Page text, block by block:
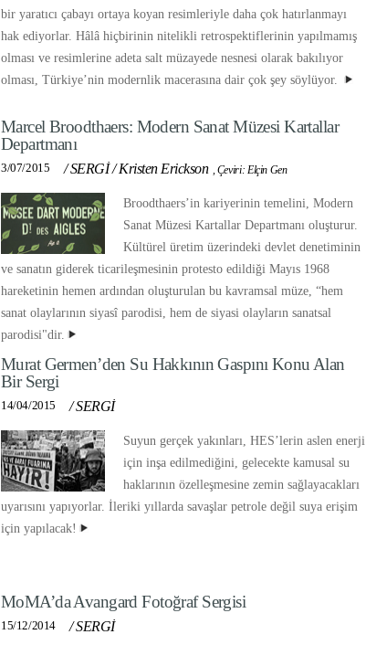
bir yaratıcı çabayı ortaya koyan resimleriyle daha çok hatırlanmayı
hak ediyorlar. Hâlâ hiçbirinin nitelikli retrospektiflerinin yapılmamış
olması ve resimlerine adeta salt müzayede nesnesi olarak bakılıyor
olması, Türkiye’nin modernlik macerasına dair çok şey söylüyor.
Marcel Broodthaers: Modern Sanat Müzesi Kartallar
Departmanı
3/07/2015 /SERGİ /Kristen Erickson ,Çeviri: Elçin Gen
Broodthaers’in kariyerinin temelini, Modern
Sanat Müzesi Kartallar Departmanı oluşturur.
Kültürel üretim üzerindeki devlet denetiminin
ve sanatın giderek ticarileşmesinin protesto edildiği Mayıs 1968
hareketinin hemen ardından oluşturulan bu kavramsal müze, “hem
sanat olaylarının siyasî parodisi, hem de siyasi olayların sanatsal
parodisi"dir.
Murat Germen’den Su Hakkının Gaspını Konu Alan
Bir Sergi
14/04/2015 /SERGİ
Suyun gerçek yakınları, HES’lerin aslen enerji
için inşa edilmediğini, gelecekte kamusal su
haklarının özelleşmesine zemin sağlayacakları
uyarısını yapıyorlar. İleriki yıllarda savaşlar petrole değil suya erişim
için yapılacak!
MoMA’da Avangard Fotoğraf Sergisi
15/12/2014 /SERGİ